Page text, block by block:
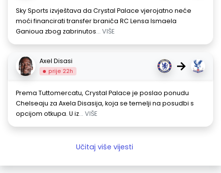
Sky Sports izvještava da Crystal Palace vjerojatno neće
moći financirati transfer braniča RC Lensa Ismaela
Ganioua zbog zabrinutos... VIŠE
Axel Disasi
prije 22h →
Prema Tuttomercatu, Crystal Palace je poslao ponudu
Chelseaju za Axela Disasija, koja se temelji na posudbi s
opcijom otkupa. U iz... VIŠE
Učitaj više vijesti